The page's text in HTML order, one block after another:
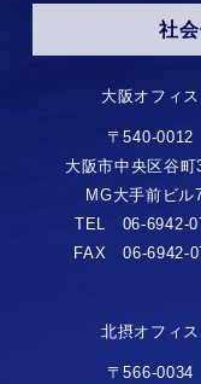
社
大阪オフィス
〒540-0012
大阪市中央区谷町
MG大手前ビル
TEL 06-6942-
FAX 06-6942-
北摂オフィス
〒566-0034